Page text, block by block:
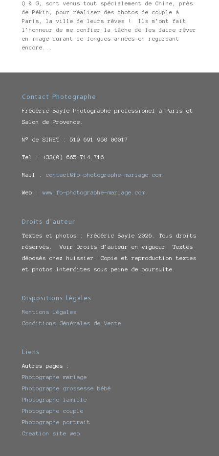
Q & G, sont venus tout spécialement de Chine, près
de Pékin, pour réaliser des photos de couple à
Paris, la ville de leurs rêves ! Ils m’ont fait
l’honneur de me confier la tâche de les faire rêver
en image durant de longues années en regardant
encore...
Contact Photographe
Frédéric Bayle Photographe professionel à Paris et
Salon de Provence.
N° de SIRET : 519 691 950 00017
Tel : +33(0).665.714.716
Mail : contact@fb-photographe-mariage.com
Web : www.fb-photographe-mariage.com
Droits d’auteur
Textes et photos : Frédéric Bayle 2026. Tous droits
réservés. Voir Droits d’auteur en vigueur. Textes
déposés chez huissier. Copie et reproduction textes
et photos interdites sous peine de poursuite.
Dispositions légales
Mentions Légales
Conditions Générales de Vente
Liens
Autres pages :
Photographe mariage
Photographe grossesse bébé
Photographe famille
Photographe couple
Photographe portrait
Creation site web